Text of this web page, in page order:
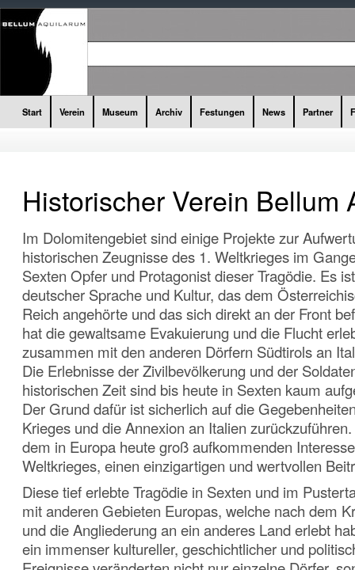
Start Verein Museum Archiv Festungen News Partner
Historischer Verein Bellum
Im Dolomitengebiet sind einige Projekte zur
historischen Zeugnisse des 1. Weltkrieges im
Sexten Opfer und Protagonist dieser Tragödie. Es
deutscher Sprache und Kultur, das dem
Reich angehörte und das sich direkt an der Front
hat die gewaltsame Evakuierung und die Flucht
zusammen mit den anderen Dörfern Südtirols an
Die Erlebnisse der Zivilbevölkerung und der
historischen Zeit sind bis heute in Sexten kaum
Der Grund dafür ist sicherlich auf die
Krieges und die Annexion an Italien
dem in Europa heute groß aufkommenden
Weltkrieges, einen einzigartigen und wertvollen
Diese tief erlebte Tragödie in Sexten und im
mit anderen Gebieten Europas, welche nach dem
und die Angliederung an ein anderes Land erlebt
ein immenser kultureller, geschichtlicher und